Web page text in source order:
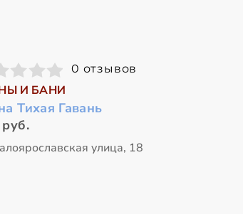
0 отзывов
И БАНИ
Тихая Гавань
улица, 18